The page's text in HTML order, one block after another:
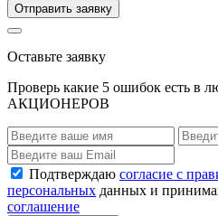
Отправить заявку
Оставьте заявку
Проверь какие 5 ошибок есть в
АКЦИОНЕРОВ
Подтверждаю согласие с
персональных данных и
соглашение